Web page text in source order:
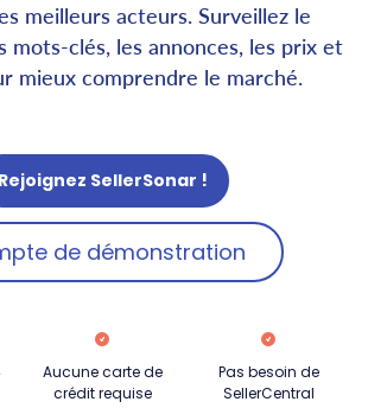
meilleurs acteurs. Surveillez le
mots-clés, les annonces, les prix et
mieux comprendre le marché.
Rejoignez SellerSonar !
de démonstration
Aucune carte de
crédit requise
Pas besoin de
SellerCentral